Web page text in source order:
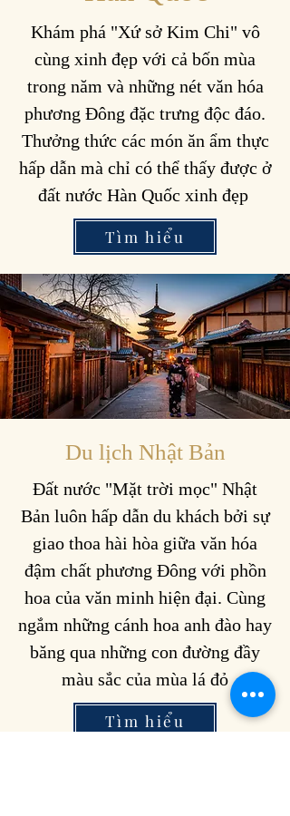
Khám phá "Xứ sở Kim Chi" vô
cùng xinh đẹp với cả bốn mùa
trong năm và những nét văn hóa
phương Đông đặc trưng độc đáo.
Thưởng thức các món ăn ẩm thực
hấp dẫn mà chỉ có thể thấy được ở
đất nước Hàn Quốc xinh đẹp
Tìm hiểu
Du lịch Nhật Bản
Đất nước "Mặt trời mọc" Nhật
Bản luôn hấp dẫn du khách bởi sự
giao thoa hài hòa giữa văn hóa
đậm chất phương Đông với phồn
hoa của văn minh hiện đại. Cùng
ngắm những cánh hoa anh đào hay
băng qua những con đường đầy
màu sắc của mùa lá đỏ
Tìm hiểu